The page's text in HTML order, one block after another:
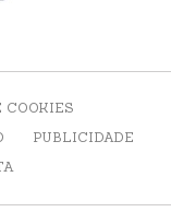
COOKIES
PUBLICIDADE